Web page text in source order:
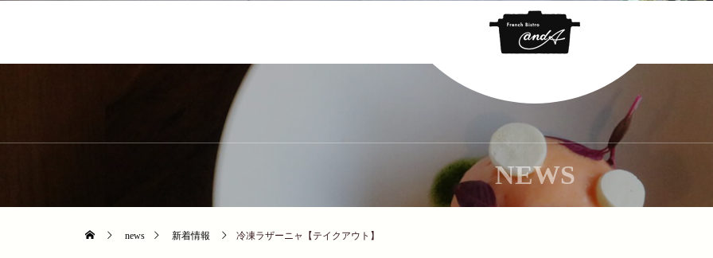
NEWS
news 新着情報 冷凍ラザーニャ【テイクアウト】